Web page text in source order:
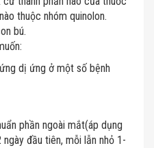
thuộc nhóm quinolon.
bú.
dị ứng ở một số bệnh
phần ngoài mắt(áp dụng
đầu tiên, mỗi lẫn nhỏ 1-